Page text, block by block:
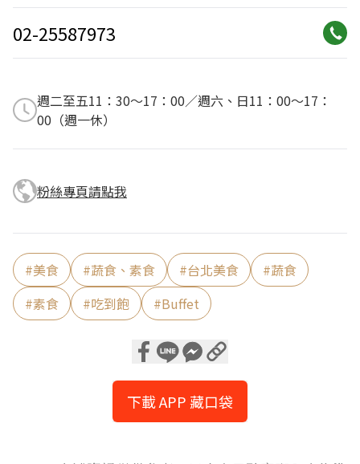
02-25587973
週二至五11：30～17：00／週六、日11：00～17：
00（週一休）
粉絲專頁請點我
#美食 #蔬食、素食 #台北美食 #蔬食
#素食 #吃到飽 #Buffet
下載 APP 藏口袋